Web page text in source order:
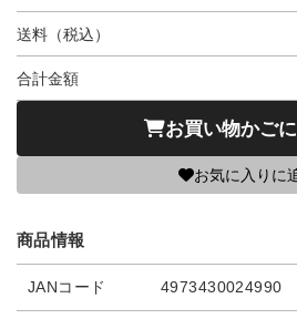
送料（税込）
合計金額
お買い物かご
お気に入りに
商品情報
JANコード 4973430024990